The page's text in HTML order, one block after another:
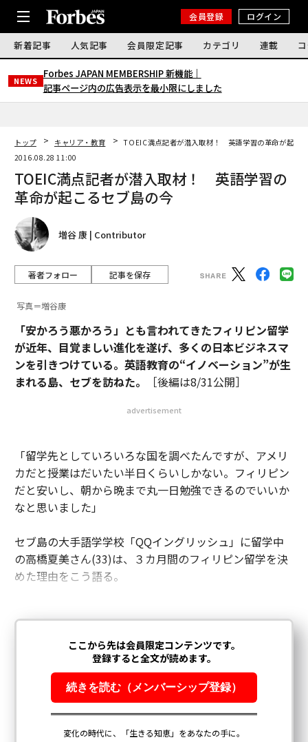
会員登録 ログイン
新着記事 人気記事 会員限定記事 カテゴリ 連載
NEWS
Forbes JAPAN MEMBERSHIP 新機能｜
記事ページ内の広告表示を最小限にしました
トップ キャリア・教育
TOEIC満点記者が潜入取材！ 英語学習の革命が起こ
2016.08.28 11:00
TOEIC満点記者が潜入取材！ 英語学習の
革命が起こるセブ島の今
増谷 康 | Contributor
著者フォロー 記事を保存
写真＝増谷康
「安かろう悪かろう」とも言われてきたフィリピン留学
が近年、目覚ましい進化を遂げ、多くの日本ビジネスマ
ンを引きつけている。英語教育の“イノベーション”が生
まれる島、セブを訪ねた。
［後編は8/31公開］
advertisement
「留学先としていろいろな国を調べたんですが、アメリ
カだと授業はだいたい半日くらいしかない。フィリピン
だと安いし、朝から晩まで丸一日勉強できるのでいいか
なと思いました」
セブ島の大手語学学校「QQイングリッシュ」に留学中
の高橋夏美さん(33)は、３カ月間のフィリピン留学を決
めた理由をこう語る。